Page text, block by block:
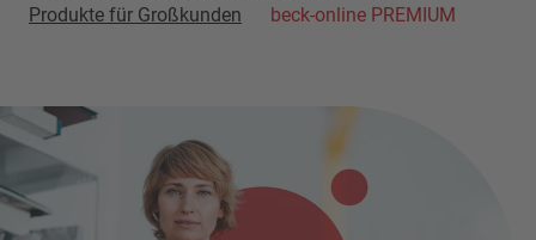
Produkte für Großkunden
beck-online PREMIUM